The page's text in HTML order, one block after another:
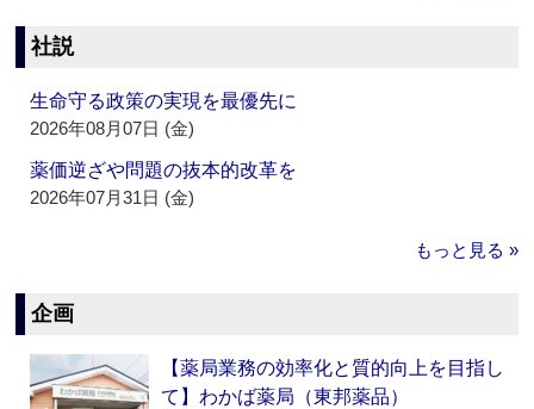
社説
生命守る政策の実現を最優先に
2026年08月07日 (金)
薬価逆ざや問題の抜本的改革を
2026年07月31日 (金)
もっと見る »
企画
【薬局業務の効率化と質的向上を目指し
て】わかば薬局（東邦薬品）